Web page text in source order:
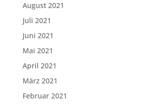
August 2021
Juli 2021
Juni 2021
Mai 2021
April 2021
März 2021
Februar 2021